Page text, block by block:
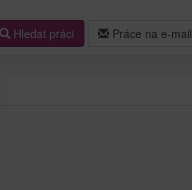
Hledat práci Práce na e-mail